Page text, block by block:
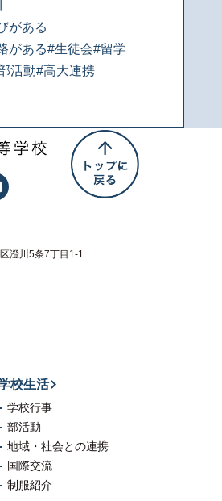
がある
がある#生徒会#留学
活動#高大連携
澄川5条7丁目1-1
校生活
学校行事
部活動
地域・社会との連携
国際交流
制服紹介